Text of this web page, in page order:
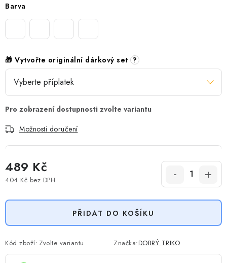
Barva
🎁 Vytvořte originální dárkový set ?
Možnosti doručení
489 Kč
404 Kč bez DPH
PŘIDAT DO KOŠÍKU
Kód zboží: Zvolte variantu Značka:DOBRÝ TRIKO